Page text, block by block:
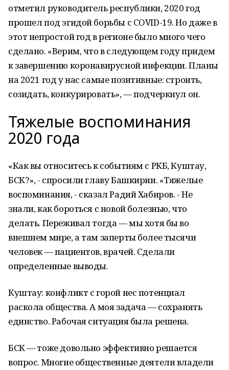
отметил руководитель республики, 2020 год
прошел под эгидой борьбы с COVID-19. Но даже в
этот непростой год в регионе было много чего
сделано. «Верим, что в следующем году придем
к завершению коронавирусной инфекции. Планы
на 2021 год у нас самые позитивные: строить,
созидать, конкурировать», — подчеркнул он.
Тяжелые воспоминания
2020 года
«Как вы относитесь к событиям с РКБ, Куштау,
БСК?», - спросили главу Башкирии. «Тяжелые
воспоминания, - сказал Радий Хабиров. - Не
знали, как бороться с новой болезнью, что
делать. Переживал тогда — мы хотя бы во
внешнем мире, а там заперты более тысячи
человек — пациентов, врачей. Сделали
определенные выводы.
Куштау: конфликт с горой нес потенциал
раскола общества. А моя задача — сохранять
единство. Рабочая ситуация была решена.
БСК — тоже довольно эффективно решается
вопрос. Многие общественные деятели владели